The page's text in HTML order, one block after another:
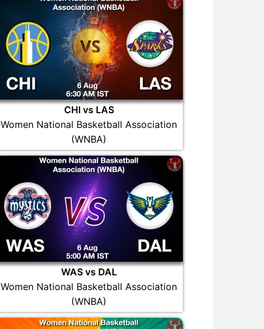
CHI vs LAS
Women National Basketball Association
(WNBA)
WAS vs DAL
Women National Basketball Association
(WNBA)